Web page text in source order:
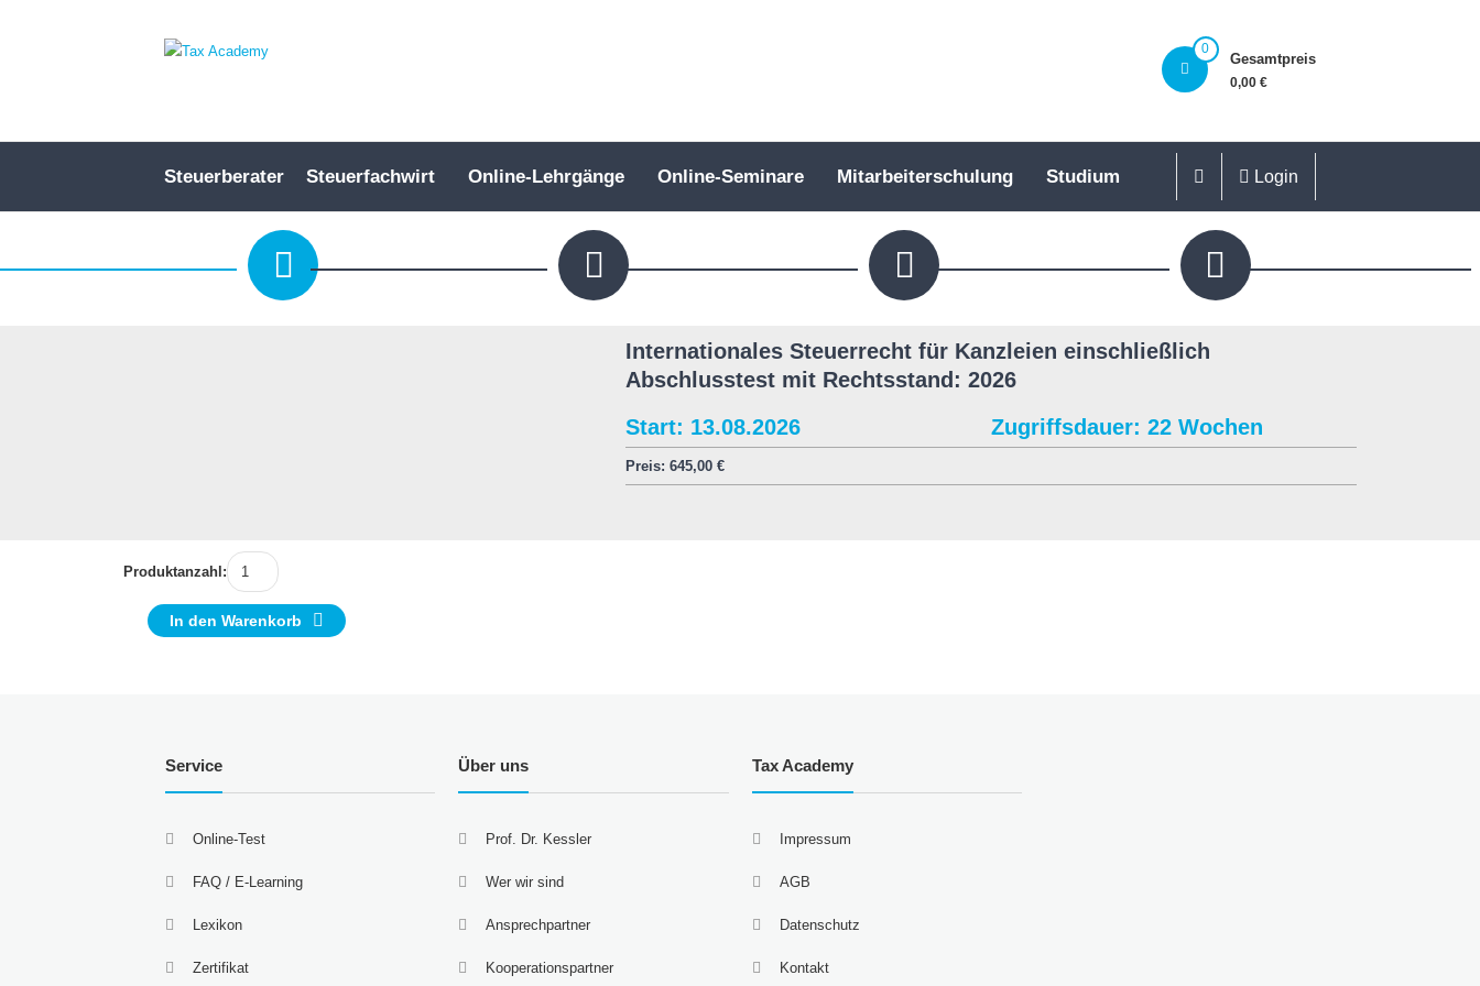
0
Gesamtpreis
0,00 €
Login
Steuerberater Steuerfachwirt Online-Lehrgänge Online-Seminare Mitarbeiterschulung Studium
Internationales Steuerrecht für Kanzleien einschließlich
Abschlusstest mit Rechtsstand: 2026
Start: 13.08.2026
Zugriffsdauer: 22 Wochen
Preis: 645,00 €
Produktanzahl:
In den Warenkorb
Service
Online-Test
FAQ / E-Learning
Lexikon
Zertifikat
Über uns
Prof. Dr. Kessler
Wer wir sind
Ansprechpartner
Kooperationspartner
Tax Academy
Impressum
AGB
Datenschutz
Kontakt